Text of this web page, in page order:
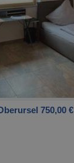
750,00 €